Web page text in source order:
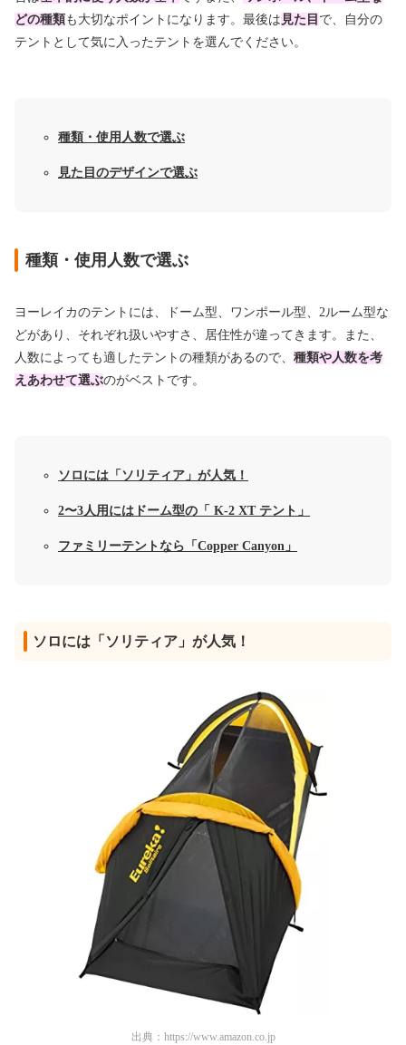
どの種類も大切なポイントになります。最後は 見た目 で、自分の
テントとして気に入ったテントを選んでください。
種類・使用人数で選ぶ
見た目のデザインで選ぶ
種類・使用人数で選ぶ
ヨーレイカのテントには、ドーム型、ワンポール型、2ルーム型な
どがあり、それぞれ扱いやすさ、居住性が違ってきます。また、
人数によっても適したテントの種類があるので、 種類や人数を考
えあわせて選ぶのがベストです。
ソロには「ソリティア」が人気！
2〜3人用にはドーム型の「 K-2 XT テント」
ファミリーテントなら「Copper Canyon」
ソロには「ソリティア」が人気！
出典： https://www.amazon.co.jp